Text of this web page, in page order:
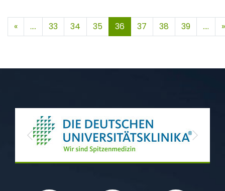
am 18. Juli informierten sich Karl-Josef Laumann,
Minister für Arbeit, Gesundheit und Soziales des
« .... 33 34 35 36 37 38 39 .... »
Previous Next